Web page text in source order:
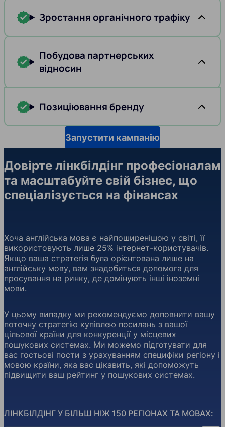
Зростання органічного трафіку
Побудова партнерських
відносин
Позиціювання бренду
Запустити кампанію
Довірте лінкбілдінг професіоналам
та масштабуйте свій бізнес, що
спеціалізується на фінансах
ЛІНКБІЛДІНГ У БІЛЬШ НІЖ 150 РЕГІОНАХ ТА МОВАХ:
Хоча англійська мова є найпоширенішою у світі, її
використовують лише 25% інтернет-користувачів.
Якщо ваша стратегія була орієнтована лише на
англійську мову, вам знадобиться допомога для
просування на ринку, де домінують інші іноземні
мови.
У цьому випадку ми рекомендуємо доповнити вашу
поточну стратегію купівлею посилань з вашої
цільової країни для конкуренції у місцевих
пошукових системах. Ми можемо підготувати для
вас гостьові пости з урахуванням специфіки регіону і
мовою країни, яка вас цікавить, які допоможуть
підвищити ваш рейтинг у пошукових системах.